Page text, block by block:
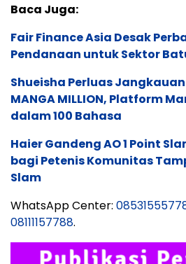
Baca Juga:
Fair Finance Asia Desak
Pendanaan untuk Sektor
Shueisha Perluas
MANGA MILLION, Platform
dalam 100 Bahasa
Haier Gandeng AO 1 Point
bagi Petenis Komunitas
Slam
WhatsApp Center:
08111157788.